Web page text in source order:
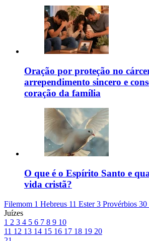
Oração por proteção no
arrependimento sincero e
coração da família
O que é o Espírito Santo e
vida cristã?
Filemom 1 Hebreus 11 Ester 3 Provérbios 30
Juízes
1 2 3 4 5 6 7 8 9 10
11 12 13 14 15 16 17 18 19 20